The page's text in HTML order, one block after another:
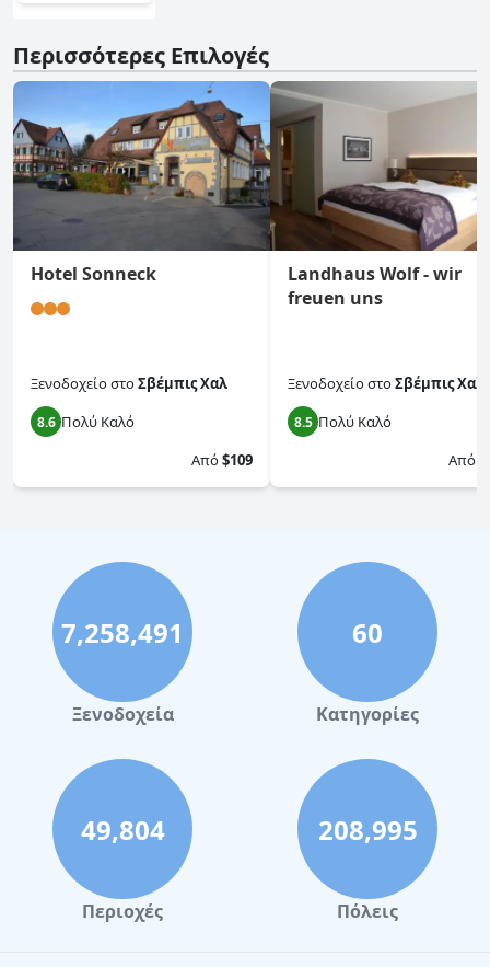
Περισσότερες Επιλογές
Hotel Sonneck
ΞενοδοχείοστοΣβέμπις Χαλ
8.6 Πολύ Καλό
Από$109
Landhaus Wolf - wir
freuen uns
ΞενοδοχείοστοΣβέμπις Χαλ
8.5 Πολύ Καλό
Από
7,258,491
Ξενοδοχεία
60
Κατηγορίες
49,804
Περιοχές
208,995
Πόλεις